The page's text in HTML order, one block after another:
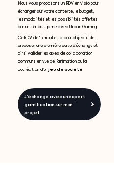
Nous vous proposons un RDV en visio pour
échanger sur votre contexte, le budget,
les modalités et les possibilités offertes
par un serious game avec Urban Gaming.
Ce RDV de 15 minutes a pour objectif de
proposer une première base d’échange et
ainsi valider les axes de collaboration
communs en vue de l’animation ou la
cocréation d’unjeu de société
J'échange avec un expert
gamification sur mon
projet